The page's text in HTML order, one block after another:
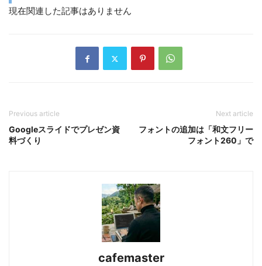
現在関連した記事はありません
Previous article
Googleスライドでプレゼン資
料づくり
Next article
フォントの追加は「和文フリー
フォント260」で
cafemaster